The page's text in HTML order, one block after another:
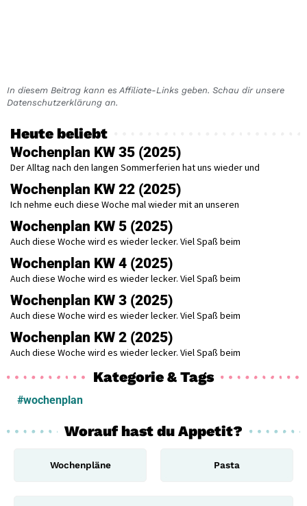
In diesem Beitrag kann es Affiliate-Links geben. Schau dir unsere
Datenschutzerklärung an.
Heute beliebt
Wochenplan KW 35 (2025)
Der Alltag nach den langen Sommerferien hat uns wieder und
Wochenplan KW 22 (2025)
Ich nehme euch diese Woche mal wieder mit an unseren
Wochenplan KW 5 (2025)
Auch diese Woche wird es wieder lecker. Viel Spaß beim
Wochenplan KW 4 (2025)
Auch diese Woche wird es wieder lecker. Viel Spaß beim
Wochenplan KW 3 (2025)
Auch diese Woche wird es wieder lecker. Viel Spaß beim
Wochenplan KW 2 (2025)
Auch diese Woche wird es wieder lecker. Viel Spaß beim
Kategorie & Tags
#wochenplan
Worauf hast du Appetit?
Wochenpläne Pasta